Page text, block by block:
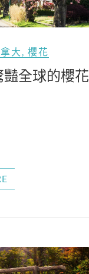
大 , 櫻花
全球的櫻花